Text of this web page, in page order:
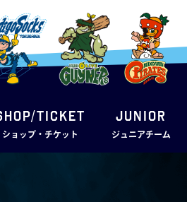
TICKET
ショップ・チケット
JUNIOR
ジュニアチーム